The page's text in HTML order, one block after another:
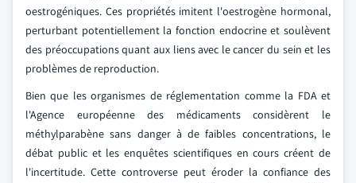
oestrogéniques. Ces propriétés imitent l'oestrogène hormonal,
perturbant potentiellement la fonction endocrine et soulèvent
des préoccupations quant aux liens avec le cancer du sein et les
problèmes de reproduction.
Bien que les organismes de réglementation comme la FDA et
l'Agence européenne des médicaments considèrent le
méthylparabène sans danger à de faibles concentrations, le
débat public et les enquêtes scientifiques en cours créent de
l'incertitude. Cette controverse peut éroder la confiance des